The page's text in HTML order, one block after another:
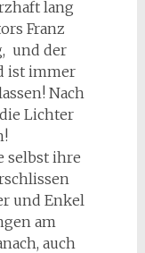
lang
Franz
und der
ist immer
Nach
Lichter
selbst ihre
und Enkel
am
auch